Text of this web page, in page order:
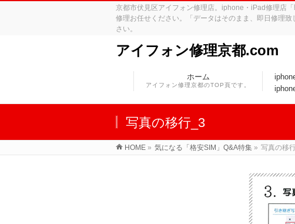
京都市伏見区アイフォン修理店。iphone・iPad修理店
修理お任せください。「データはそのまま、即日修理
さい。
アイフォン修理京都.com
ホーム
アイフォン修理京都のTOP頁です。
写真の移行_3
HOME » 気になる「格安SIM」Q&A特集 » 写真の移